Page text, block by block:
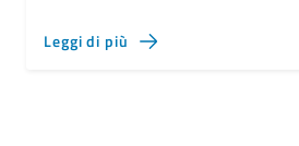
Leggi di più